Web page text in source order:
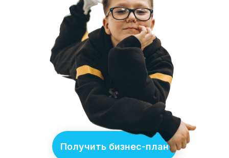
Получить бизнес-план